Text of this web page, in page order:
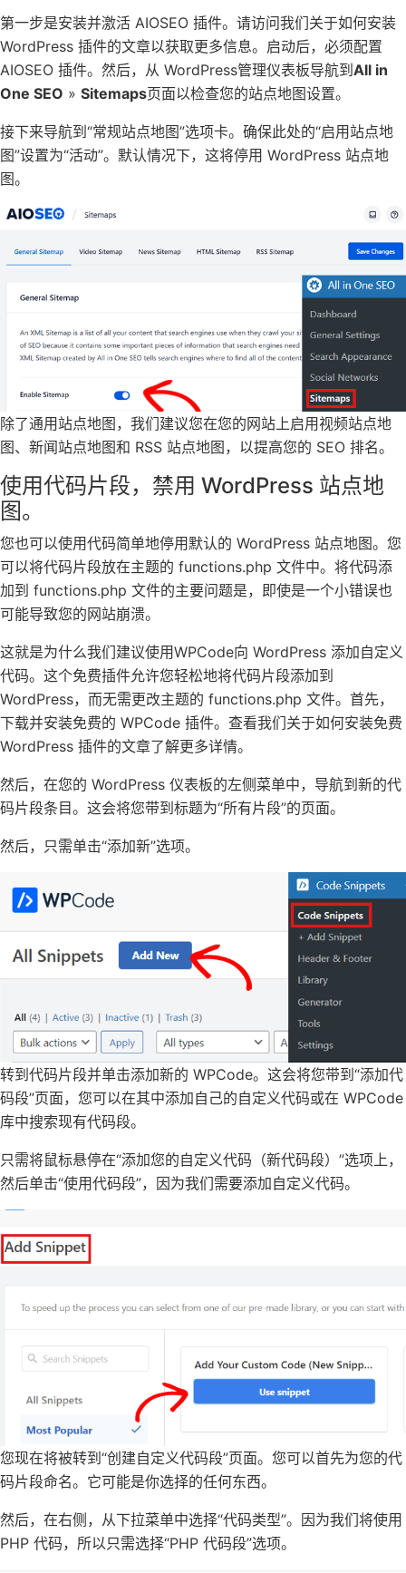
第一步是安装并激活 AIOSEO 插件。请访问我们关于如何安装
WordPress 插件的文章以获取更多信息。启动后，必须配置
AIOSEO 插件。然后，从 WordPress管理仪表板导航到All in
One SEO » Sitemaps页面以检查您的站点地图设置。
接下来导航到“常规站点地图”选项卡。确保此处的“启用站点地
图”设置为“活动”。默认情况下，这将停用 WordPress 站点地
图。
除了通用站点地图，我们建议您在您的网站上启用视频站点地
图、新闻站点地图和 RSS 站点地图，以提高您的 SEO 排名。
使用代码片段，禁用 WordPress 站点地
图。
您也可以使用代码简单地停用默认的 WordPress 站点地图。您
可以将代码片段放在主题的 functions.php 文件中。将代码添
加到 functions.php 文件的主要问题是，即使是一个小错误也
可能导致您的网站崩溃。
这就是为什么我们建议使用WPCode向 WordPress 添加自定义
代码。这个免费插件允许您轻松地将代码片段添加到
WordPress，而无需更改主题的 functions.php 文件。首先，
下载并安装免费的 WPCode 插件。查看我们关于如何安装免费
WordPress 插件的文章了解更多详情。
然后，在您的 WordPress 仪表板的左侧菜单中，导航到新的代
码片段条目。这会将您带到标题为“所有片段”的页面。
然后，只需单击“添加新”选项。
转到代码片段并单击添加新的 WPCode。这会将您带到“添加代
码段”页面，您可以在其中添加自己的自定义代码或在 WPCode
库中搜索现有代码段。
只需将鼠标悬停在“添加您的自定义代码（新代码段）”选项上，
然后单击“使用代码段”，因为我们需要添加自定义代码。
您现在将被转到“创建自定义代码段”页面。您可以首先为您的代
码片段命名。它可能是你选择的任何东西。
然后，在右侧，从下拉菜单中选择“代码类型”。因为我们将使用
PHP 代码，所以只需选择“PHP 代码段”选项。